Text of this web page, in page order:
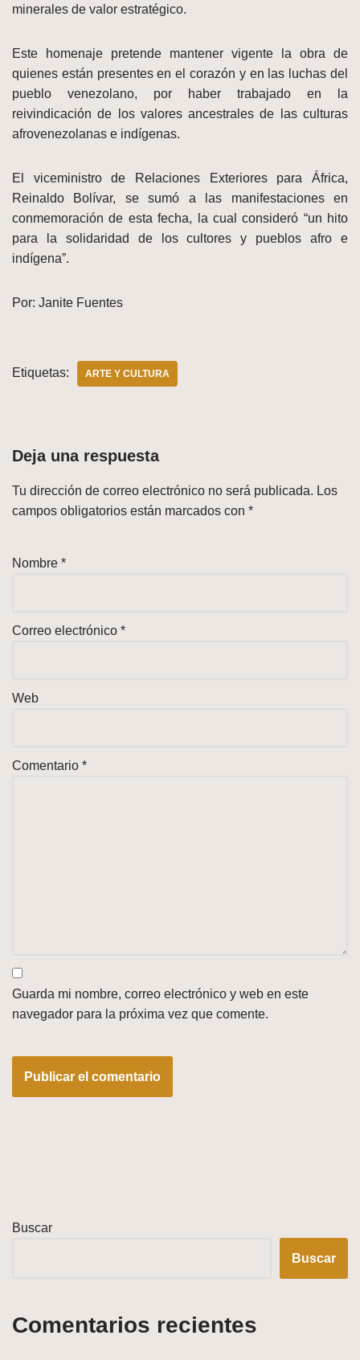
minerales de valor estratégico.
Este homenaje pretende mantener vigente la obra de
quienes están presentes en el corazón y en las luchas del
pueblo venezolano, por haber trabajado en la
reivindicación de los valores ancestrales de las culturas
afrovenezolanas e indígenas.
El viceministro de Relaciones Exteriores para África,
Reinaldo Bolívar, se sumó a las manifestaciones en
conmemoración de esta fecha, la cual consideró “un hito
para la solidaridad de los cultores y pueblos afro e
indígena”.
Por: Janite Fuentes
Etiquetas: ARTE Y CULTURA
Deja una respuesta
Tu dirección de correo electrónico no será publicada. Los
campos obligatorios están marcados con *
Nombre *
Correo electrónico *
Web
Comentario *
Guarda mi nombre, correo electrónico y web en este
navegador para la próxima vez que comente.
Buscar
Buscar
Comentarios recientes